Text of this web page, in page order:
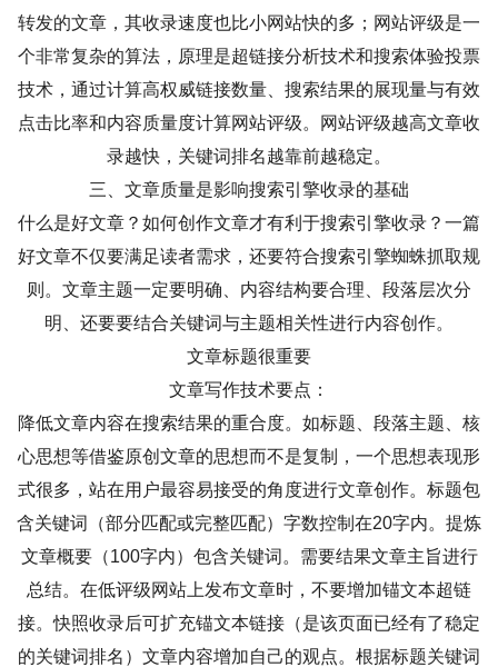
转发的文章，其收录速度也比小网站快的多；网站评级是一
个非常复杂的算法，原理是超链接分析技术和搜索体验投票
技术，通过计算高权威链接数量、搜索结果的展现量与有效
点击比率和内容质量度计算网站评级。网站评级越高文章收
录越快，关键词排名越靠前越稳定。
三、文章质量是影响搜索引擎收录的基础
什么是好文章？如何创作文章才有利于搜索引擎收录？一篇
好文章不仅要满足读者需求，还要符合搜索引擎蜘蛛抓取规
则。文章主题一定要明确、内容结构要合理、段落层次分
明、还要要结合关键词与主题相关性进行内容创作。
文章标题很重要
文章写作技术要点：
降低文章内容在搜索结果的重合度。如标题、段落主题、核
心思想等借鉴原创文章的思想而不是复制，一个思想表现形
式很多，站在用户最容易接受的角度进行文章创作。标题包
含关键词（部分匹配或完整匹配）字数控制在20字内。提炼
文章概要（100字内）包含关键词。需要结果文章主旨进行
总结。在低评级网站上发布文章时，不要增加锚文本超链
接。快照收录后可扩充锚文本链接（是该页面已经有了稳定
的关键词排名）文章内容增加自己的观点。根据标题关键词